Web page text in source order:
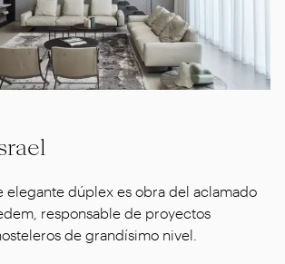
elegante dúplex es obra del aclamado
responsable de proyectos
de grandísimo nivel.